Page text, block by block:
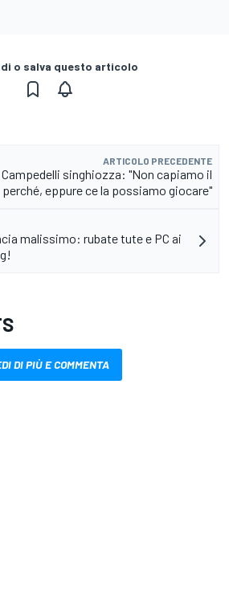
o salva questo articolo
ARTICOLO PRECEDENTE
singhiozza: "Non capiamo il
perché, eppure ce la possiamo giocare"
malissimo: rubate tute e PC ai
DI PIÙ E COMMENTA